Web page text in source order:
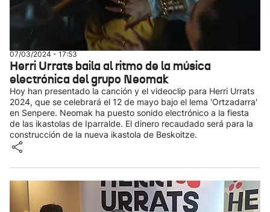
07/03/2024 - 17:53
Herri Urrats baila al ritmo de la música
electrónica del grupo Neomak
Hoy han presentado la canción y el videoclip para Herri Urrats
2024, que se celebrará el 12 de mayo bajo el lema 'Ortzadarra'
en Senpere. Neomak ha puesto sonido electrónico a la fiesta
de las ikastolas de Iparralde. El dinero recaudado será para la
construcción de la nueva ikastola de Beskoitze.